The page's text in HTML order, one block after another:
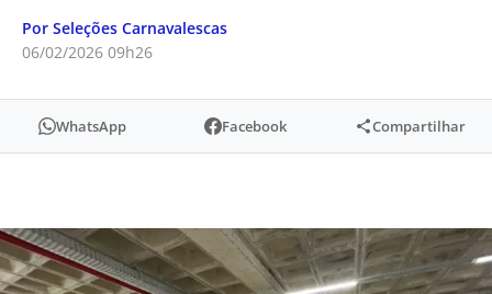
Por Seleções Carnavalescas
06/02/2026 09h26
WhatsApp Facebook Compartilhar